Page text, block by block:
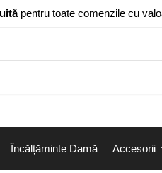
pentru toate comenzile cu
Încălțăminte Damă Accesorii